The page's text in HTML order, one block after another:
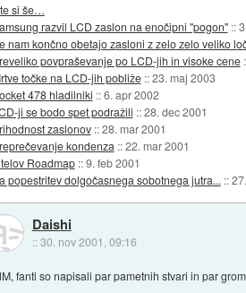
si še…
razvil LCD zaslon na enočipni "pogon" ::
nam končno obetajo zasloni z zelo zelo veliko
povpraševanje po LCD-jih in visoke cene
točke na LCD-jih pobliže ::23. maj 2003
478 hladilniki ::6. apr 2002
ji se bodo spet podražili ::28. dec 2001
zaslonov ::28. mar 2001
kondenza ::22. mar 2001
Roadmap ::9. feb 2001
popestritev dolgočasnega sobotnega jutra... ::
Daishi
::30. nov 2001, 09:16
fanti so napisali par pametnih stvari in par